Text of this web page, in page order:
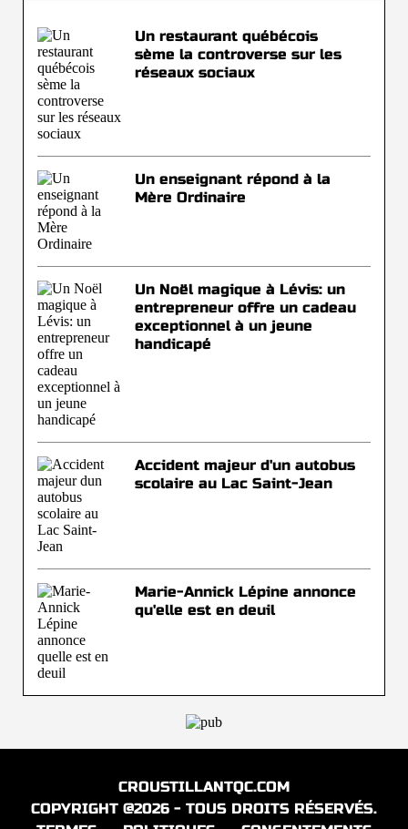
Un restaurant québécois
sème la controverse sur les
réseaux sociaux
Un enseignant répond à la
Mère Ordinaire
Un Noël magique à Lévis: un
entrepreneur offre un cadeau
exceptionnel à un jeune
handicapé
Accident majeur d'un autobus
scolaire au Lac Saint-Jean
Marie-Annick Lépine annonce
qu'elle est en deuil
CROUSTILLANTQC.COM
COPYRIGHT @2026 - TOUS DROITS RÉSERVÉS.